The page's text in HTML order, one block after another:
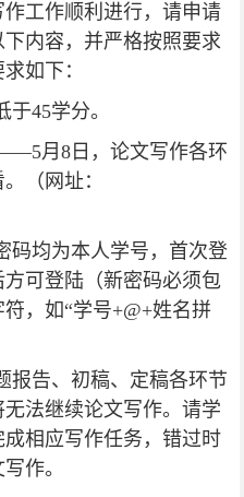
工作顺利进行，请申请
内容，并严格按照要求
如下：
45学分。
月8日，论文写作各环
（网址：
码均为本人学号，首次登
可登陆（新密码必须包
，如“学号+@+姓名拼
报告、初稿、定稿各环节
法继续论文写作。请学
相应写作任务，错过时
作。